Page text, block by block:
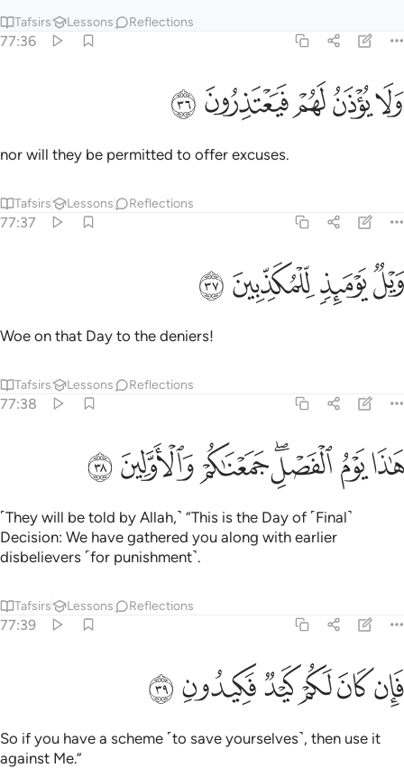
Tafsirs Lessons Reflections
77:36
ولا يوذن لهم فيعتذرون ٣٦
وَلَا يُؤْذَنُ لَهُمْ فَيَعْتَذِرُونَ ٣٦
ﲓﲔﲕﲖﲗ
nor will they be permitted to offer excuses.
Tafsirs Lessons Reflections
77:37
ويل يوميذ للمكذبين ٣٧
وَيْلٌۭ يَوْمَئِذٍۢ لِّلْمُكَذِّبِينَ ٣٧
ﲘﲙﲚﲛ
Woe on that Day to the deniers!
Tafsirs Lessons Reflections
77:38
هاذا يوم الفصل جمعناكم والاولين ٣٨
هَـٰذَا يَوْمُ ٱلْفَصْلِ ۖ جَمَعْنَـٰكُمْ وَٱلْأَوَّلِينَ ٣٨
ﲜﲝﲞﲟﲠﲡﲢ
˹They will be told by Allah,˺ “This is the Day of ˹Final˺
Decision: We have gathered you along with earlier
disbelievers ˹for punishment˺.
Tafsirs Lessons Reflections
77:39
فان كان لكم كيد فكيدون ٣٩
فَإِن كَانَ لَكُمْ كَيْدٌۭ فَكِيدُونِ ٣٩
ﲣﲤﲥﲦﲧﲨ
So if you have a scheme ˹to save yourselves˺, then use it
against Me.”